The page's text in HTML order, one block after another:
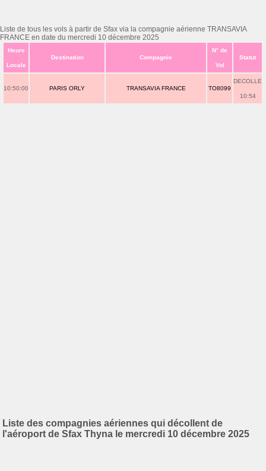
Liste de tous les vols à partir de Sfax via la compagnie aérienne TRANSAVIA
FRANCE en date du mercredi 10 décembre 2025
Heure
Locale
Destination Compagnie
N° de
Vol
Statut
10:50:00 PARIS ORLY TRANSAVIA FRANCE TO8099
DECOLLE
10:54
Liste des compagnies aériennes qui décollent de
l'aéroport de Sfax Thyna le mercredi 10 décembre 2025